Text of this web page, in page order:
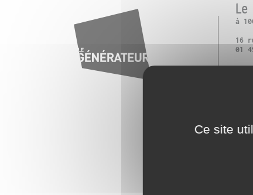
Le
à
16
01
Ce site